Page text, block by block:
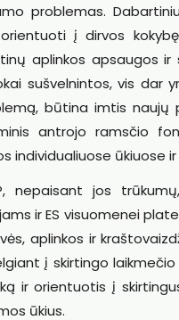
problemas.
į dirvos
aplinkos apsaugos ir
sušvelnintos, vis dar
būtina imtis naujų
antrojo ramsčio
individualiuose ūkiuose
nepaisant jos
ir ES visuomenei
aplinkos ir
į skirtingo laikmečio
ir orientuotis į
ūkius.